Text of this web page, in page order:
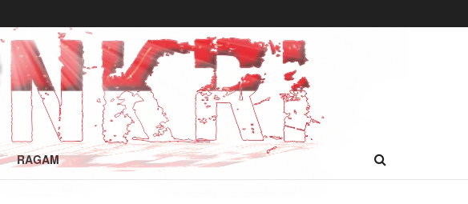
RAGAM